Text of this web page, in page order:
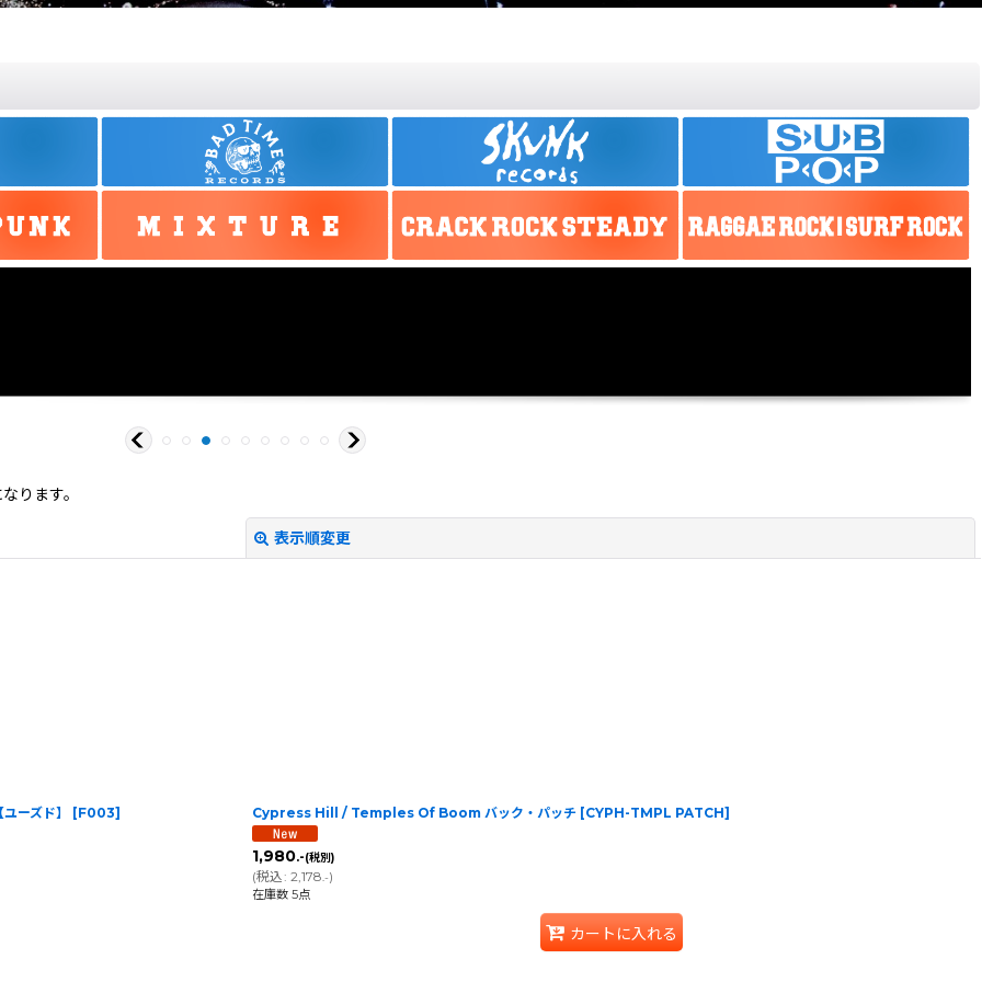
ります。
表示順変更
ズド】 [F003] Cypress Hill / Temples Of Boom バック・パッチ [CYPH-TMPL PATCH]
1,980.-(税別)
(税込: 2,178.-)
在庫数 5点
カートに入れる